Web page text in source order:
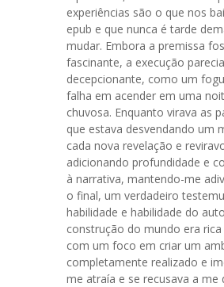
experiências são o que nos
epub e que nunca é tarde
mudar. Embora a premissa
fascinante, a execução parecia
decepcionante, como um
falha em acender em uma
chuvosa. Enquanto virava as
que estava desvendando um
cada nova revelação e
adicionando profundidade e
à narrativa, mantendo-me
o final, um verdadeiro
habilidade e habilidade do
construção do mundo era
com um foco em criar um
completamente realizado e
me atraía e se recusava a me